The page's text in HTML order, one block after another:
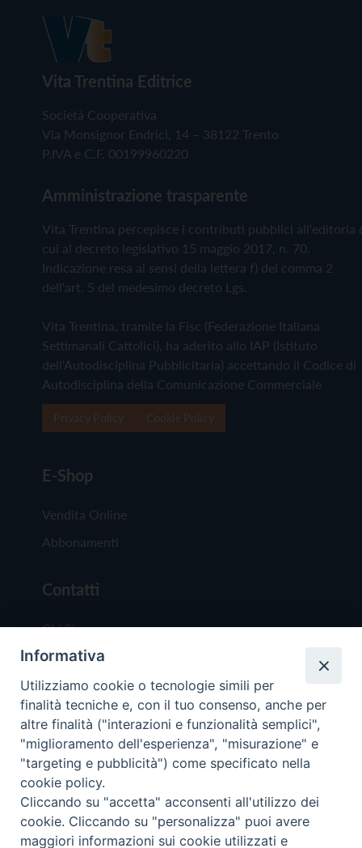
Vita Trentina Editrice
Società Cooperativa
Via Monsignor Endrici, 14 – 38122 Trento
P.IVA e C.F. 00199960220
Amministrazione trasparente
Vita Trentina percepisce i contributi pubblici all'editoria
cui al decreto legislativo 15 maggio 2017, n. 70.
Indicazione resa ai sensi della lettera f) del comma 2
dell'art. 5 del medesimo decreto Lgs.
Vita Trentina, tramite la Fisc (Federazione Italiana
Settimanali Cattolici), ha aderito allo IAP (Istituto
dell'Autodisciplina Pubblicitaria) accettando il Codice di
Autodisciplina della Comunicazione Commerciale
E-Shop
Vendita Online
Abbonamenti
Contatti
Chi Siamo
Redazione
Scrivici
Copyright © 2019 - Tutti i diritti riservati - Vita
Trentina Editrice
Informativa
Utilizziamo cookie o tecnologie simili per
finalità tecniche e, con il tuo consenso, anche per
altre finalità ("interazioni e funzionalità semplici",
"miglioramento dell'esperienza", "misurazione" e
"targeting e pubblicità") come specificato nella
cookie policy.
Cliccando su "accetta" acconsenti all'utilizzo dei
cookie. Cliccando su "personalizza" puoi avere
maggiori informazioni sui cookie utilizzati e